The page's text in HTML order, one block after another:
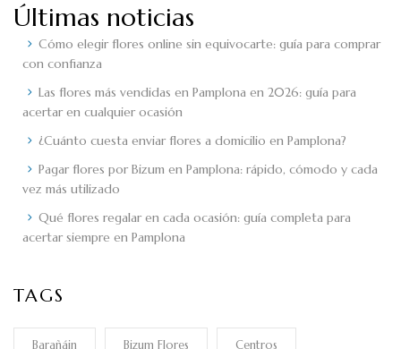
Últimas noticias
Cómo elegir flores online sin equivocarte: guía para comprar
con confianza
Las flores más vendidas en Pamplona en 2026: guía para
acertar en cualquier ocasión
¿Cuánto cuesta enviar flores a domicilio en Pamplona?
Pagar flores por Bizum en Pamplona: rápido, cómodo y cada
vez más utilizado
Qué flores regalar en cada ocasión: guía completa para
acertar siempre en Pamplona
TAGS
Barañáin Bizum Flores Centros